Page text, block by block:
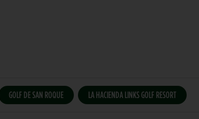
GOLF DE SAN ROQUE LA HACIENDA LINKS GOLF RESORT